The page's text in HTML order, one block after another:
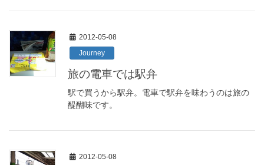
2012-05-08
Journey
旅の電車では駅弁
駅で買うから駅弁。電車で駅弁を味わうのは旅の
醍醐味です。
2012-05-08